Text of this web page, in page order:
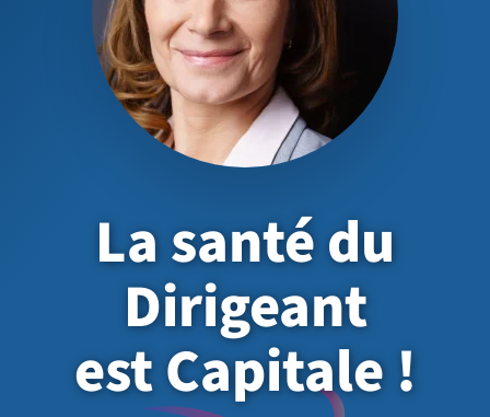
La santé du
Dirigeant
est Capitale !